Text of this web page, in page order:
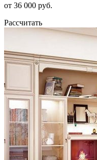
от 36 000 руб.
Рассчитать